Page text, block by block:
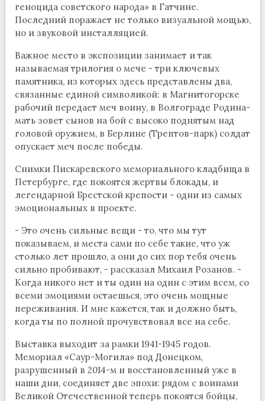
геноцида советского народа» в Гатчине.
Последний поражает не только визуальной мощью,
но и звуковой инсталляцией.
Важное место в экспозиции занимает и так
называемая трилогия о мече - три ключевых
памятника, из которых здесь представлены два,
связанные единой символикой: в Магнитогорске
рабочий передает меч воину, в Волгограде Родина-
мать зовет сынов на бой с высоко поднятым над
головой оружием, в Берлине (Трептов-парк) солдат
опускает меч после победы.
Снимки Пискаревского мемориального кладбища в
Петербурге, где покоятся жертвы блокады, и
легендарной Брестской крепости - одни из самых
эмоциональных в проекте.
- Это очень сильные вещи - то, что мы тут
показываем, и места сами по себе такие, что уж
столько лет прошло, а они до сих пор тебя очень
сильно пробивают, - рассказал Михаил Розанов. -
Когда никого нет и ты один на один с этим всем, со
всеми эмоциями остаешься, это очень мощные
переживания. И мне кажется, так и должно быть,
когда ты по полной прочувствовал все на себе.
Выставка выходит за рамки 1941-1945 годов.
Мемориал «Саур-Могила» под Донецком,
разрушенный в 2014-м и восстановленный уже в
наши дни, соединяет две эпохи: рядом с воинами
Великой Отечественной теперь покоятся бойцы,